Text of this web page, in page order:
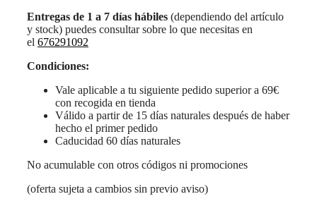
Entregas de 1 a 7 días hábiles (dependiendo del artículo
y stock) puedes consultar sobre lo que necesitas en
el 676291092
Condiciones:
Vale aplicable a tu siguiente pedido superior a 69€
con recogida en tienda
Válido a partir de 15 días naturales después de haber
hecho el primer pedido
Caducidad 60 días naturales
No acumulable con otros códigos ni promociones
(oferta sujeta a cambios sin previo aviso)